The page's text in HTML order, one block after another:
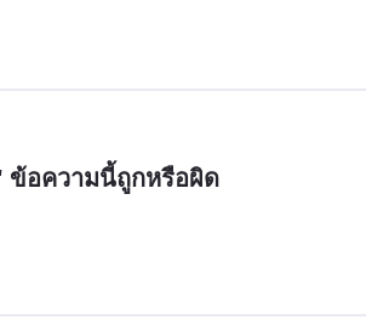
ข้อความนี้ถูกหรือผิด